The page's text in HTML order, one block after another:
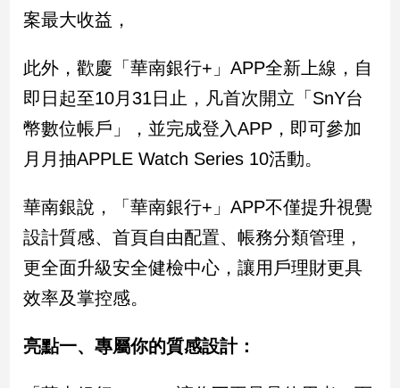
娛
樂
娛
星
聞
行/
時
尚
追
生
案最大收益，
此外，歡慶「華南銀行+」APP全新上線，自
即日起至10月31日止，凡首次開立「SnY台
幣數位帳戶」，並完成登入APP，即可參加
月月抽APPLE Watch Series 10活動。
華南銀說，「華南銀行+」APP不僅提升視覺
設計質感、首頁自由配置、帳務分類管理，
更全面升級安全健檢中心，讓用戶理財更具
效率及掌控感。
亮點一、專屬你的質感設計：